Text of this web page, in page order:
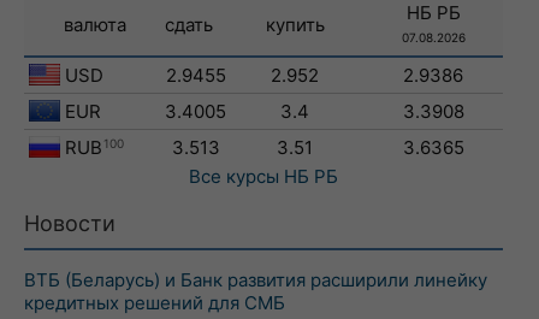
валюта сдать купить
НБ РБ
07.08.2026
USD 2.9455 2.952
2.9386
EUR
3.4005 3.4
3.3908
RUB 100 3.513 3.51
3.6365
Все курсы НБ РБ
Новости
ВТБ (Беларусь) и Банк развития расширили линейку
кредитных решений для СМБ